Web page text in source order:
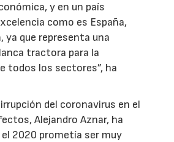
y en un país
como es España,
ya que representa una
tractora para la
todos los sectores”, ha
del coronavirus en el
Alejandro Aznar, ha
el 2020 prometía ser muy